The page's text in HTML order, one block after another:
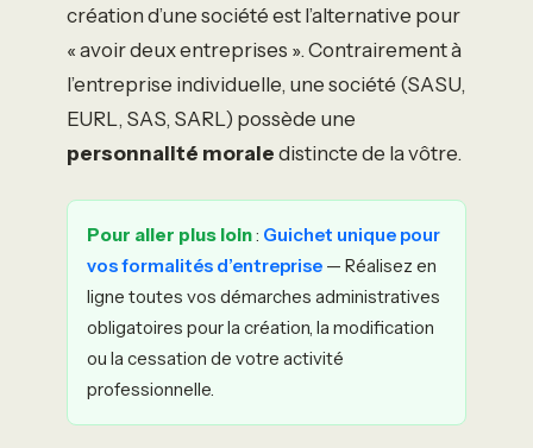
création d’une société est l’alternative pour
« avoir deux entreprises ». Contrairement à
l’entreprise individuelle, une société (SASU,
EURL, SAS, SARL) possède une
personnalité morale distincte de la vôtre.
Pour aller plus loin: Guichet unique pour
vos formalités d’entreprise — Réalisez en
ligne toutes vos démarches administratives
obligatoires pour la création, la modification
ou la cessation de votre activité
professionnelle.